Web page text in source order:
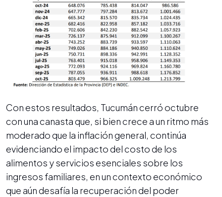
Con estos resultados, Tucumán cerró octubre
con una canasta que, si bien crece a un ritmo más
moderado que la inflación general, continúa
evidenciando el impacto del costo de los
alimentos y servicios esenciales sobre los
ingresos familiares, en un contexto económico
que aún desafía la recuperación del poder